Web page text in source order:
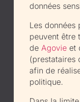
données
Les données
peuvent être
de Agovie et
(prestataires
afin de
politique.